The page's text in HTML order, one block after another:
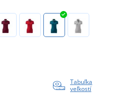
Tabuľka
veľkostí